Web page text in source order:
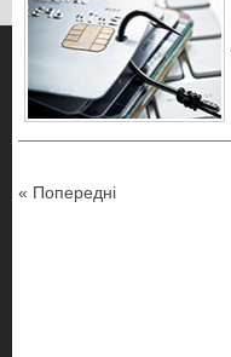
« Попередні